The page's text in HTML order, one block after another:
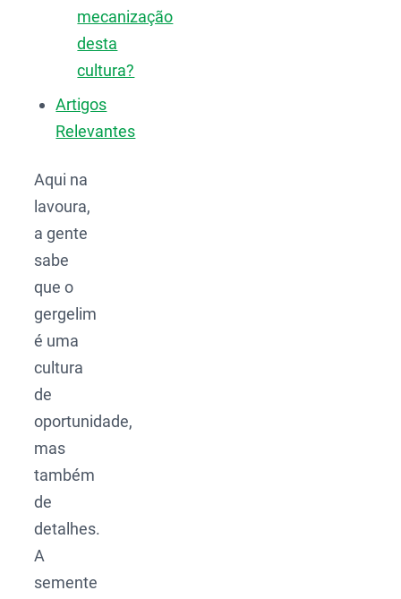
mecanização
desta
cultura?
Artigos
Relevantes
Aqui na
lavoura,
a gente
sabe
que o
gergelim
é uma
cultura
de
oportunidade,
mas
também
de
detalhes.
A
semente